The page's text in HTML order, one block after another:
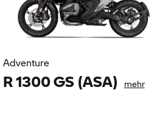
Adventure
R 1300 GS (ASA) mehr